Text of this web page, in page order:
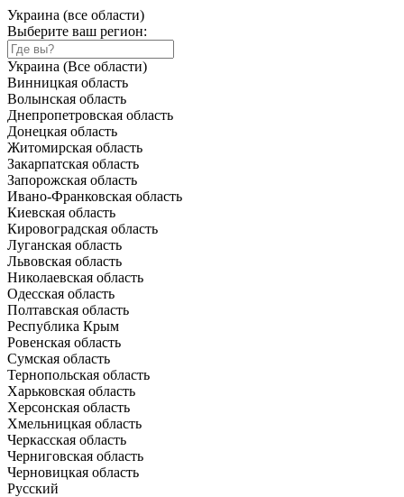
Украина (все области)
Выберите ваш регион:
Украина (Все области)
Винницкая область
Волынская область
Днепропетровская область
Донецкая область
Житомирская область
Закарпатская область
Запорожская область
Ивано-Франковская область
Киевская область
Кировоградская область
Луганская область
Львовская область
Николаевская область
Одесская область
Полтавская область
Республика Крым
Ровенская область
Сумская область
Тернопольская область
Харьковская область
Херсонская область
Хмельницкая область
Черкасская область
Черниговская область
Черновицкая область
Русский